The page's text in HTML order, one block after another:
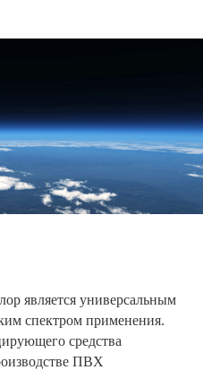
является универсальным
спектром применения.
средства
ПВХ